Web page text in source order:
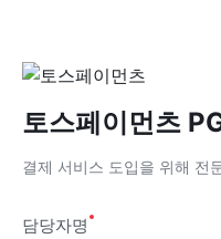
토스페이먼츠
결제 서비스 도입을 위해 전
담당자명